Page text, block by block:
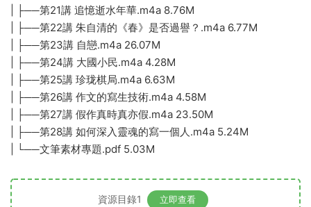
| ├──第21講 追憶逝水年華.m4a 8.76M
| ├──第22講 朱自清的《春》是否過譽？.m4a 6.77M
| ├──第23講 自戀.m4a 26.07M
| ├──第24講 大國小民.m4a 4.28M
| ├──第25講 珍珑棋局.m4a 6.63M
| ├──第26講 作文的寫生技術.m4a 4.58M
| ├──第27講 假作真時真亦假.m4a 23.50M
| ├──第28講 如何深入靈魂的寫一個人.m4a 5.24M
| └──文筆素材專題.pdf 5.03M
資源目錄1 立即查看